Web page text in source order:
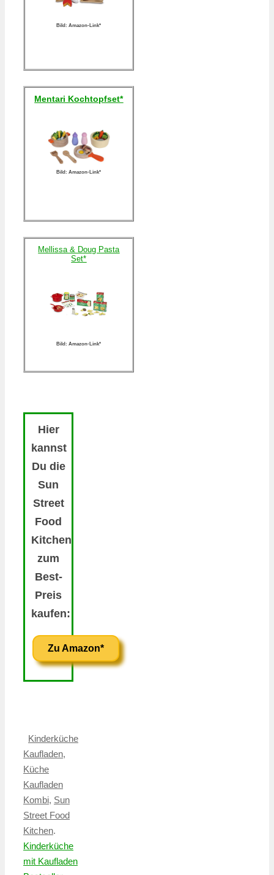
Bild: Amazon-Link*
Mentari Kochtopfset*
Bild: Amazon-Link*
Mellissa & Doug Pasta
Set*
Bild: Amazon-Link*
Hier
kannst
Du die
Sun
Street
Food
Kitchen
zum
Best-
Preis
kaufen:
Zu Amazon*
Kinderküche
Kaufladen,
Küche
Kaufladen
Kombi, Sun
Street Food
Kitchen.
Kinderküche
mit Kaufladen